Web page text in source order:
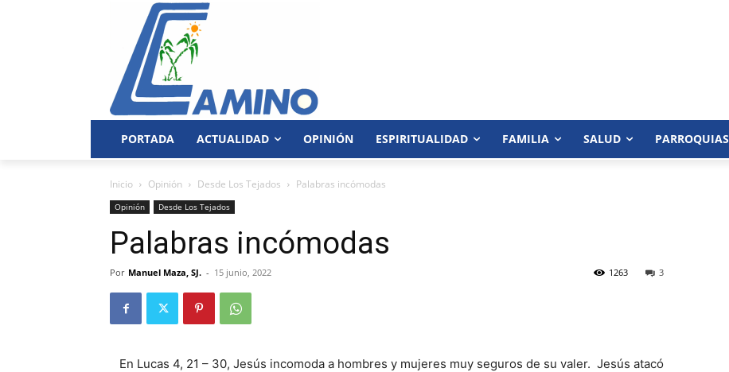
PORTADA ACTUALIDAD OPINIÓN ESPIRITUALIDAD FAMILIA SALUD PARROQUIAS
Inicio Opinión Desde Los Tejados Palabras incómodas
Opinión Desde Los Tejados
Palabras incómodas
Por Manuel Maza, SJ. - 15 junio, 2022 3
1263
En Lucas 4, 21 – 30, Jesús incomoda a hombres y mujeres muy seguros de su valer. Jesús atacó